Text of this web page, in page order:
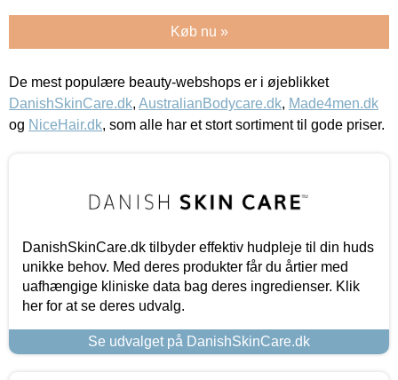
Køb nu »
De mest populære beauty-webshops er i øjeblikket
DanishSkinCare.dk, AustralianBodycare.dk, Made4men.dk
og NiceHair.dk, som alle har et stort sortiment til gode priser.
DanishSkinCare.dk tilbyder effektiv hudpleje til din huds
unikke behov. Med deres produkter får du årtier med
uafhængige kliniske data bag deres ingredienser. Klik
her for at se deres udvalg.
Se udvalget på DanishSkinCare.dk